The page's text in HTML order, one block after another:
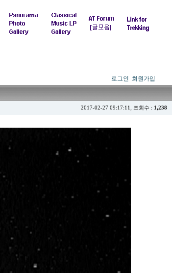
로그인 회원가입
2017-02-27 09:17:11, 조회수 : 1,238